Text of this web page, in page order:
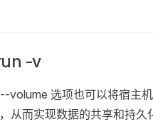
-v
volume 选项也可以将宿主
从而实现数据的共享和持久